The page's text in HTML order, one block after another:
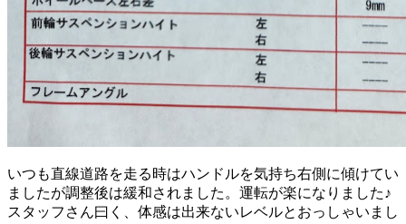
いつも直線道路を走る時はハンドルを気持ち右側に傾けてい
ましたが調整後は緩和されました。運転が楽になりました♪
スタッフさん曰く、体感は出来ないレベルとおっしゃいまし